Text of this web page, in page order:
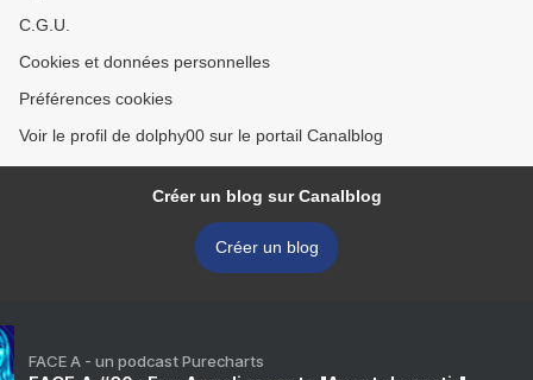
C.G.U.
Cookies et données personnelles
Préférences cookies
Voir le profil de dolphy00 sur le portail Canalblog
Créer un blog sur Canalblog
Créer un blog
FACE A - un podcast Purecharts